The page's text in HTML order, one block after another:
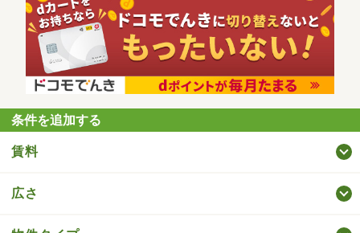
条件を追加する
賃料
広さ